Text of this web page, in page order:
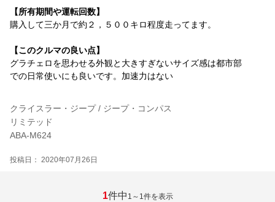
【所有期間や運転回数】
購入して三か月で約２，５００キロ程度走ってます。
【このクルマの良い点】
グラチェロを思わせる外観と大きすぎないサイズ感は都市部
での日常使いにも良いです。加速力はない
クライスラー・ジープ / ジープ・コンパス
リミテッド
ABA-M624
投稿日： 2020年07月26日
1件中 1～1件を表示